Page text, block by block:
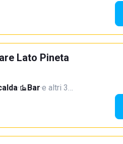
Lato Pineta
· Bar·e altri 3…